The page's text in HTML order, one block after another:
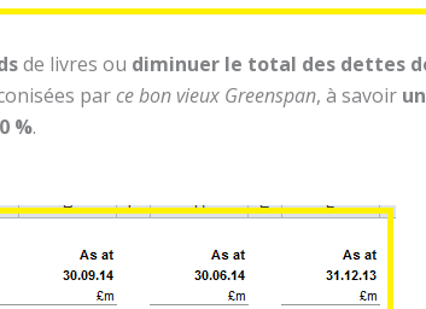
de livres ou diminuer le total des dettes
par ce bon vieux Greenspan, à savoir
%.